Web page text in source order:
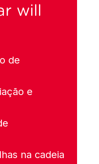
will
de
e
na cadeia